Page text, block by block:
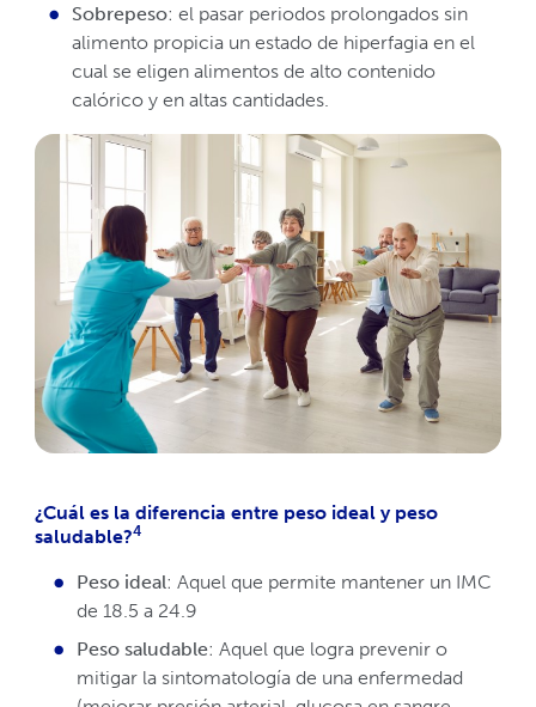
Sobrepeso: el pasar periodos prolongados sin
alimento propicia un estado de hiperfagia en el
cual se eligen alimentos de alto contenido
calórico y en altas cantidades.
¿Cuál es la diferencia entre peso ideal y peso
saludable?4
Peso ideal: Aquel que permite mantener un IMC
de 18.5 a 24.9
Peso saludable: Aquel que logra prevenir o
mitigar la sintomatología de una enfermedad